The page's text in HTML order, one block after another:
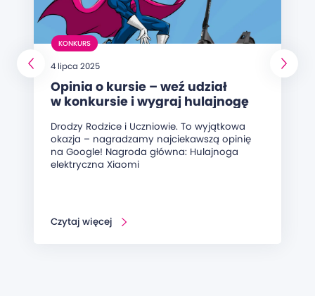
KONKURS
4 lipca 2025
Opinia o kursie – weź udział
w konkursie i wygraj hulajnogę
Drodzy Rodzice i Uczniowie. To wyjątkowa
okazja – nagradzamy najciekawszą opinię
na Google! Nagroda główna: Hulajnoga
elektryczna Xiaomi
Czytaj więcej